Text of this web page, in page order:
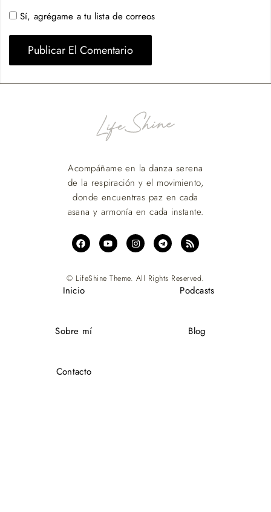
Sí, agrégame a tu lista de correos
Acompáñame en la danza serena
de la respiración y el movimiento,
donde encuentras paz en cada
asana y armonía en cada instante.
© LifeShine Theme. All Rights Reserved.
Inicio
Sobre mí
Contacto
Podcasts
Blog